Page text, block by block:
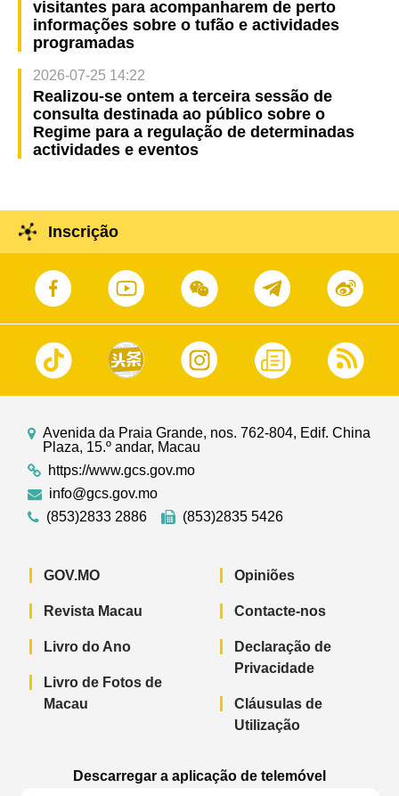
visitantes para acompanharem de perto
informações sobre o tufão e actividades
programadas
2026-07-25 14:22
Realizou-se ontem a terceira sessão de
consulta destinada ao público sobre o
Regime para a regulação de determinadas
actividades e eventos
Inscrição
Avenida da Praia Grande, nos. 762-804, Edif. China
Plaza, 15.º andar, Macau
https://www.gcs.gov.mo
info@gcs.gov.mo
(853)2833 2886
(853)2835 5426
GOV.MO
Revista Macau
Livro do Ano
Livro de Fotos de
Macau
Opiniões
Contacte-nos
Declaração de
Privacidade
Cláusulas de
Utilização
Descarregar a aplicação de telemóvel